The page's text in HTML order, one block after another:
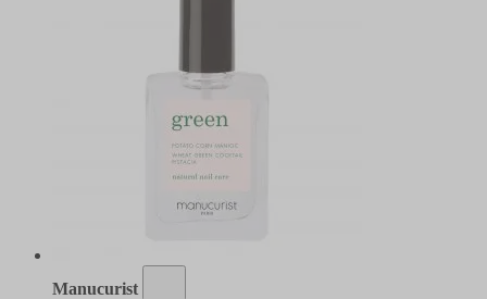
Manucurist